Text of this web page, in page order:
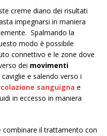
creme diano dei risultati
impegnarsi in maniera
Spalmando la
modo è possibile
connettivo e le zone dove
dei movimenti
e salendo verso i
sanguigna e
in eccesso in maniera
il trattamento con